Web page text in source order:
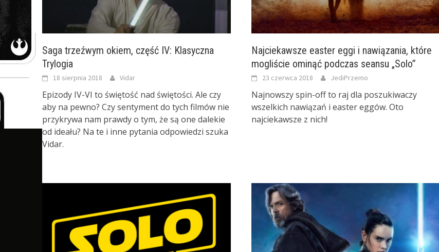
Saga trzeźwym okiem, część IV: Klasyczna
Trylogia
18 sierpnia 2018 Vidar
Epizody IV-VI to świętość nad świętości. Ale czy
aby na pewno? Czy sentyment do tych filmów nie
przykrywa nam prawdy o tym, że są one dalekie
od ideału? Na te i inne pytania odpowiedzi szuka
Vidar.
Najciekawsze easter eggi i nawiązania, które
mogliście ominąć podczas seansu „Solo”
23 czerwca 2018 JediPrzemo
Najnowszy spin-off to raj dla poszukiwaczy
wszelkich nawiązań i easter eggów. Oto
najciekawsze z nich!